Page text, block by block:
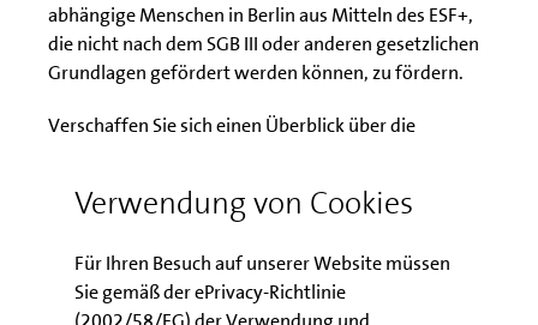
Verwendung von Cookies
Für Ihren Besuch auf unserer Website müssen
Sie gemäß der ePrivacy-Richtlinie
abhängige Menschen in Berlin aus Mitteln des ESF+,
die nicht nach dem SGB III oder anderen gesetzlichen
Grundlagen gefördert werden können, zu fördern.
Verschaffen Sie sich einen Überblick über die
beraten.
Ziel der Informationsveranstaltung ist es, Ihnen einen
Überblick zu geben und Sie bei der Antragsstellung zu